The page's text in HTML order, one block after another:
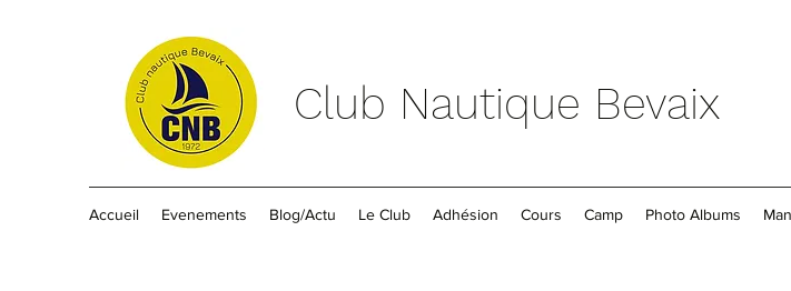
Club Nautique Bevaix
Accueil Evenements Blog/Actu Le Club Adhésion Cours Camp Photo Albums